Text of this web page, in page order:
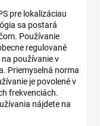
pre lokalizáciau
sa postará
Používanie
regulované
používanie v
Priemyselná norma
je povolené v
frekvenciách.
nájdete na